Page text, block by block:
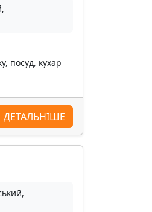
посуд, кухар
ДЕТАЛЬНІШЕ